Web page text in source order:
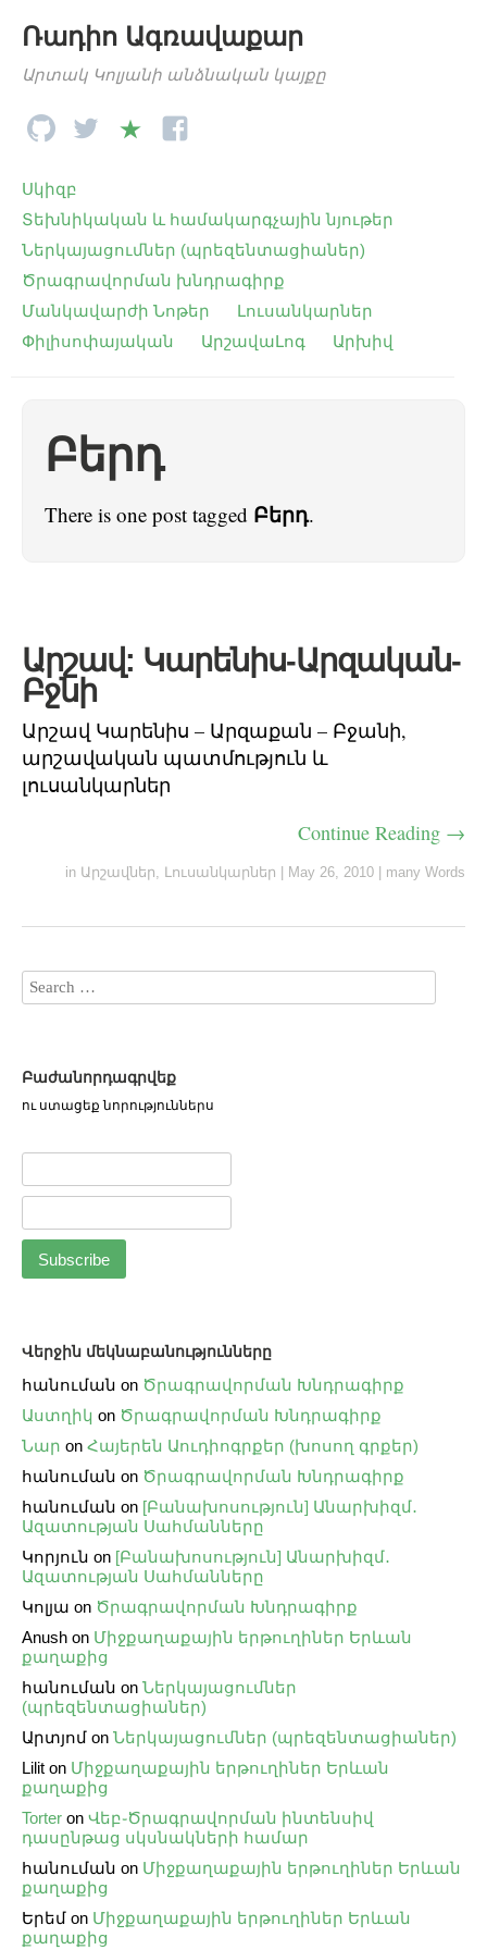
Ռադիո Ագռավաքար
Արտակ Կոլյանի անձնական կայքը
Սկիզբ
Տեխնիկական և համակարգչային նյութեր
Ներկայացումներ (պրեզենտացիաներ)
Ծրագրավորման խնդրագիրք
Մանկավարժի Նոթեր
Լուսանկարներ
Փիլիսոփայական
ԱրշավաԼոգ Արխիվ
Բերդ
There is one post tagged Բերդ.
Արշավ: Կարենիս-Արզական-
Բջնի
Արշավ Կարենիս – Արզաքան – Բջանի,
արշավական պատմություն և
լուսանկարներ
Continue Reading →
in Արշավներ, Լուսանկարներ May 26, 2010 many Words
Բաժանորդագրվեք
ու ստացեք նորություններս
Վերջին մեկնաբանությունները
հանուման on Ծրագրավորման Խնդրագիրք
Աստղիկ on Ծրագրավորման Խնդրագիրք
Նար on Հայերեն Աուդիոգրքեր (խոսող գրքեր)
հանուման on Ծրագրավորման Խնդրագիրք
հանուման on [Բանախոսություն] Անարխիզմ․
Ազատության Սահմանները
Կորյուն on [Բանախոսություն] Անարխիզմ․
Ազատության Սահմանները
Կոլյա on Ծրագրավորման Խնդրագիրք
Anush on Միջքաղաքային երթուղիներ Երևան
քաղաքից
հանուման on Ներկայացումներ
(պրեզենտացիաներ)
Արտյոմ on Ներկայացումներ (պրեզենտացիաներ)
Lilit on Միջքաղաքային երթուղիներ Երևան
քաղաքից
Torter on Վեբ֊Ծրագրավորման ինտենսիվ
դասընթաց սկսնակների համար
հանուման on Միջքաղաքային երթուղիներ Երևան
քաղաքից
Երեմ on Միջքաղաքային երթուղիներ Երևան
քաղաքից